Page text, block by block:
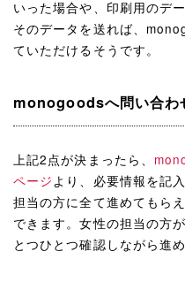
いった場合や、印刷用のデ
そのデータを送れば、
ていただけるそうです。
monogoodsへ問い合わ
上記2点が決まったら、
ページ より、必要情報を記
担当の方に全て進めてもら
できます。女性の担当の方
とつひとつ確認しながら進